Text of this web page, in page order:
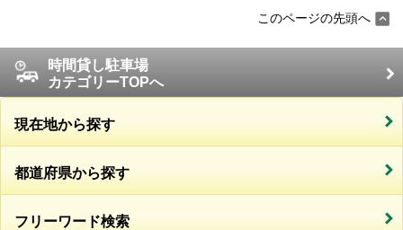
このページの先頭へ
時間貸し駐車場
カテゴリーTOPへ
現在地から探す
都道府県から探す
フリーワード検索